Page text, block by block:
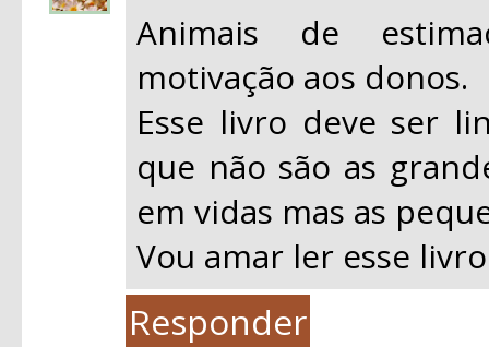
Animais de
motivação aos donos.
Esse livro deve ser
que não são as
em vidas mas as
Vou amar ler esse
Responder